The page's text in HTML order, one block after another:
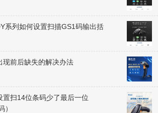
系列如何设置扫描GS1码输出括
现前后缺失的解决办法
置扫14位条码少了最后一位
）